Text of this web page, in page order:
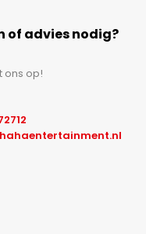
of advies nodig?
ons op!